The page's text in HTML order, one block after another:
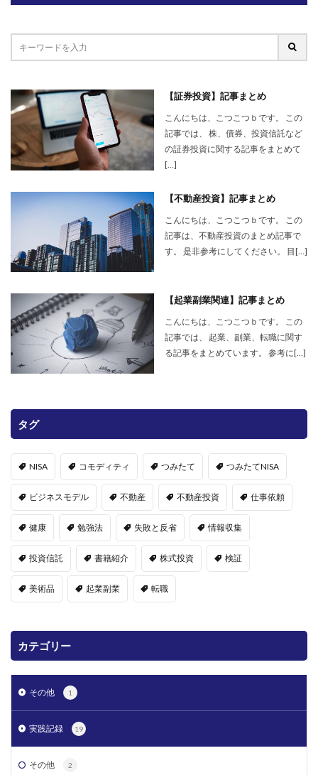
【証券投資】記事まとめ
こんにちは、こつこつｂです。 この
記事では、 株、債券、投資信託など
の証券投資に関する記事をまとめて
[…]
【不動産投資】記事まとめ
こんにちは、こつこつｂです。 この
記事は、不動産投資のまとめ記事で
す。 是非参考にしてください。 目[…]
【起業副業関連】記事まとめ
こんにちは、こつこつｂです。 この
記事では、 起業、副業、転職に関す
る記事をまとめています。 参考に[…]
タグ
NISA コモディティ つみたて つみたてNISA
ビジネスモデル 不動産 不動産投資 仕事依頼
健康 勉強法 失敗と反省 情報収集
投資信託 書籍紹介 株式投資 検証
美術品 起業副業 転職
カテゴリー
その他 1
実践記録 19
その他 2